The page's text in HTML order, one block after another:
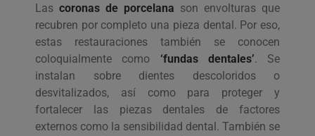
Las coronas de porcelana son envolturas que
recubren por completo una pieza dental. Por eso,
estas restauraciones también se conocen
coloquialmente como ‘fundas dentales’. Se
instalan sobre dientes descoloridos o
desvitalizados, así como para proteger y
fortalecer las piezas dentales de factores
externos como la sensibilidad dental. También se